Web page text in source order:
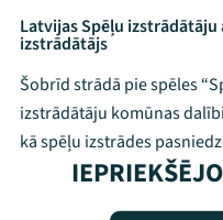
Latvijas Spēļu
izstrādātājs
Šobrīd strādā pie spēles
izstrādātāju komūnas
kā spēļu izstrādes